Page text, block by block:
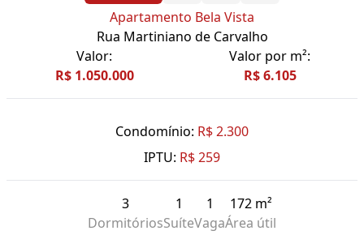
Apartamento Bela Vista
Rua Martiniano de Carvalho
Valor:
R$ 1.050.000
Valor por m²:
R$ 6.105
Condomínio: R$ 2.300
IPTU: R$ 259
3
Dormitórios
1
Suíte
1
Vaga
172 m²
Área útil